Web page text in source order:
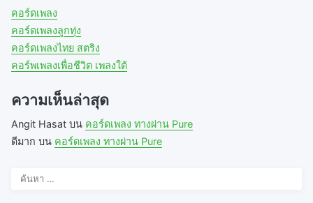
คอร์ดเพลง
คอร์ดเพลงลูกทุ่ง
คอร์ดเพลงไทย สตริง
คอร์พเพลงเพื่อชีวิต เพลงใต้
ความเห็นล่าสุด
Angit Hasat บน คอร์ดเพลง ทางผ่าน Pure
ดีมาก บน คอร์ดเพลง ทางผ่าน Pure
ค้นหา